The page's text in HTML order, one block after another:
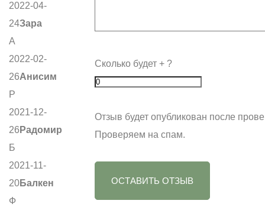
2022-04-
24Зара
А
2022-02-
26Анисим
Р
2021-12-
26 Радомир
Б
2021-11-
20Балкен
Ф
Сколько будет + ?
Отзыв будет опубликован после
Проверяем на спам.
ОСТАВИТЬ ОТЗЫВ